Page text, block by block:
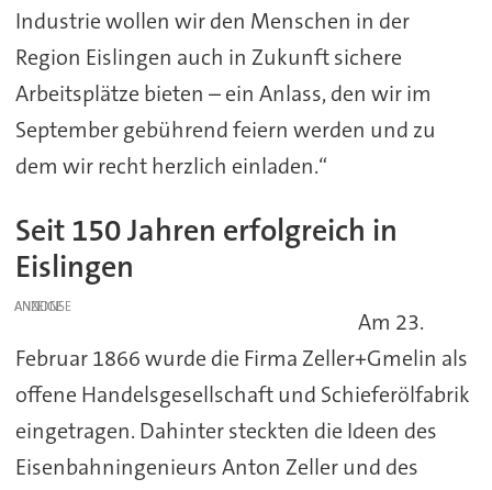
Industrie wollen wir den Menschen in der
Region Eislingen auch in Zukunft sichere
Arbeitsplätze bieten – ein Anlass, den wir im
September gebührend feiern werden und zu
dem wir recht herzlich einladen.“
Seit 150 Jahren erfolgreich in
Eislingen
ANZEIGE
Am 23.
Februar 1866 wurde die Firma Zeller+Gmelin als
offene Handelsgesellschaft und Schieferölfabrik
eingetragen. Dahinter steckten die Ideen des
Eisenbahningenieurs Anton Zeller und des